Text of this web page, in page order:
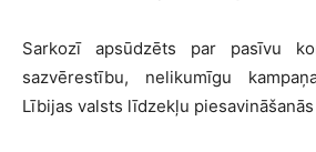
Sarkozī apsūdzēts par pasīvu
sazvērestību, nelikumīgu
Lībijas valsts līdzekļu